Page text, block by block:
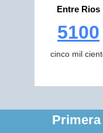
Entre Rios
5100
cinco mil